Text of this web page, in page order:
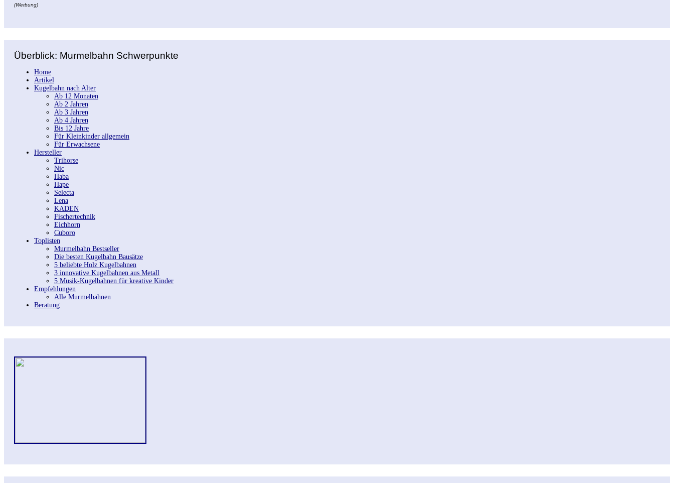
(Werbung)
Überblick: Murmelbahn Schwerpunkte
Home
Artikel
Kugelbahn nach Alter
Ab 12 Monaten
Ab 2 Jahren
Ab 3 Jahren
Ab 4 Jahren
Bis 12 Jahre
Für Kleinkinder allgemein
Für Erwachsene
Hersteller
Trihorse
Nic
Haba
Hape
Selecta
Lena
KADEN
Fischertechnik
Eichhorn
Cuboro
Toplisten
Murmelbahn Bestseller
Die besten Kugelbahn Bausätze
5 beliebte Holz Kugelbahnen
3 innovative Kugelbahnen aus Metall
5 Musik-Kugelbahnen für kreative Kinder
Empfehlungen
Alle Murmelbahnen
Beratung